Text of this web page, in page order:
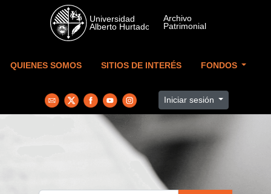
Skip to main content
QUIENES SOMOS SITIOS DE INTERÉS FONDOS
Iniciar sesión